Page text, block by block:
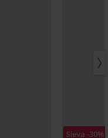
Sleva -30%